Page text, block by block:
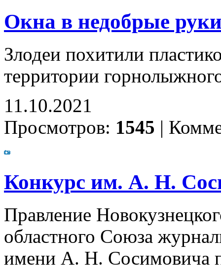
Окна в недобрые
Злодеи похитили
территории
11.10.2021
Просмотров: 1545 |
Конкурс им. А. Н.
Правление
областного Союза
имени А. Н. Сосимовича